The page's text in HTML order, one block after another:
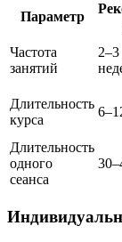
Параметр
Частота
занятий
2–3
Длительность
курса
Длительность
одного
сеанса